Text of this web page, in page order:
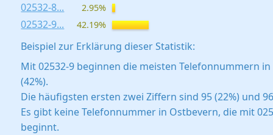
02532-8... 2.95%
02532-9... 42.19%
Beispiel zur Erklärung dieser Statistik:
Mit 02532-9 beginnen die meisten Telefonnummern
(42%).
Die häufigsten ersten zwei Ziffern sind 95 (22%) und
Es gibt keine Telefonnummer in Ostbevern, die mit
beginnt.